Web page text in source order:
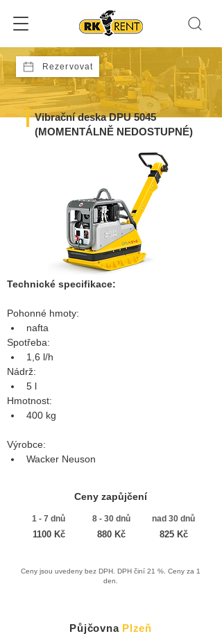
Rezervovat
Vibrační deska DPU 5045
(MOMENTÁLNĚ NEDOSTUPNÉ)
Technické specifikace:
Pohonné hmoty:
nafta
Spotřeba:
1,6 l/h
Nádrž:
5 l
Hmotnost:
400 kg
Výrobce:
Wacker Neuson
1100 Kč 880 Kč 825 Kč
1 - 7 dnů 8 - 30 dnů nad 30 dnů
Ceny zapůjčení
Ceny jsou uvedeny bez DPH. DPH činí 21 %. Ceny za 1
den.
Půjčovna Plzeň